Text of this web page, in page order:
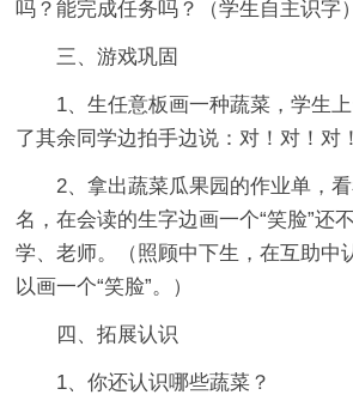
吗？能完成任务吗？（学生自主识字）
三、游戏巩固
1、生任意板画一种蔬菜，学生
了其余同学边拍手边说：对！对！对
2、拿出蔬菜瓜果园的作业单，
名，在会读的生字边画一个“笑脸”还
学、老师。（照顾中下生，在互助中
以画一个“笑脸”。）
四、拓展认识
1、你还认识哪些蔬菜？